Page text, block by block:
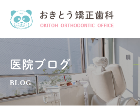
医院ブログ
BLOG